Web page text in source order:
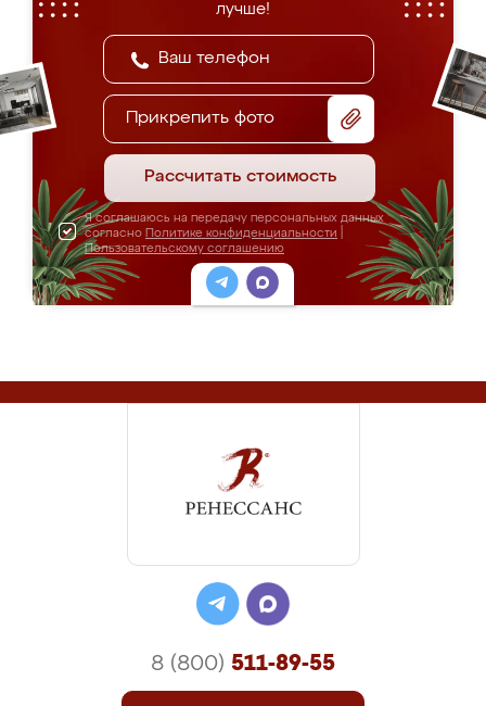
лучше!
Прикрепить фото
Рассчитать стоимость
Я соглашаюсь на передачу персональных данных
согласно Политике конфиденциальности
Пользовательскому соглашению
8 (800) 511-89-55